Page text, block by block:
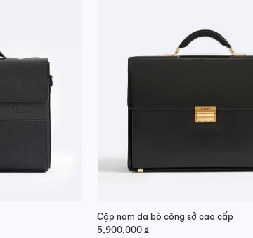
Cặp nam da bò công sở cao cấp
5,900,000 ₫